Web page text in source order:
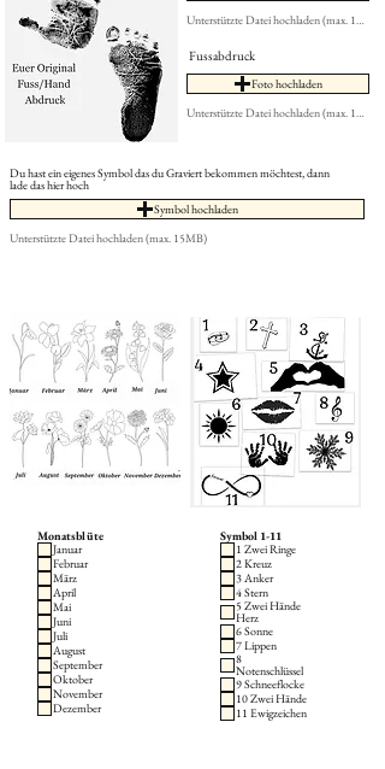
Unterstützte Datei hochladen (max. 15MB)
Fussabdruck
Foto hochladen
Unterstützte Datei hochladen (max. 15MB)
Du hast ein eigenes Symbol das du Graviert bekommen möchtest, dann
lade das hier hoch
Symbol hochladen
Unterstützte Datei hochladen (max. 15MB)
Monatsblüte
Januar
Februar
März
April
Mai
Juni
Juli
August
September
Oktober
November
Dezember
Symbol 1-11
1 Zwei Ringe
2 Kreuz
3 Anker
4 Stern
5 Zwei Hände
Herz
6 Sonne
7 Lippen
8
Notenschlüssel
9 Schneeflocke
10 Zwei Hände
11 Ewigzeichen